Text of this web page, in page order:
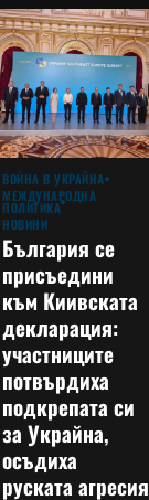
ВОЙНА В УКРАЙНА
МЕЖДУНАРОДНА
ПОЛИТИКА
НОВИНИ
България се
присъедини
към Киивската
декларация:
участниците
потвърдиха
подкрепата си
за Украйна,
осъдиха
руската агресия